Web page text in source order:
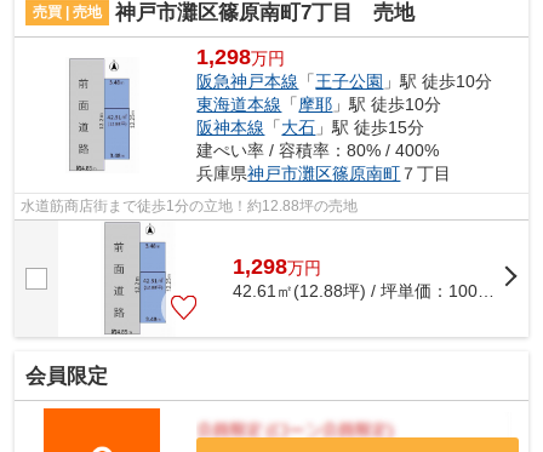
売買 | 売地 神戸市灘区篠原南町7丁目 売地
1,298万円
阪急神戸本線 「王子公園 」駅 徒歩10分
東海道本線 「摩耶 」駅 徒歩10分
阪神本線 「大石 」駅 徒歩15分
建ぺい率 / 容積率：80% / 400%
兵庫県神戸市灘区篠原南町 ７丁目
水道筋商店街まで徒歩1分の立地！約12.88坪の売地
1,298万円
42.61㎡(12.88坪) / 坪単価： 100.78 万円
会員限定